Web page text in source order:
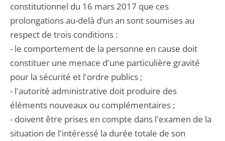
constitutionnel du 16 mars 2017 que ces
prolongations au-delà d’un an sont soumises au
respect de trois conditions :
- le comportement de la personne en cause doit
constituer une menace d'une particulière gravité
pour la sécurité et l'ordre publics ;
- l'autorité administrative doit produire des
éléments nouveaux ou complémentaires ;
- doivent être prises en compte dans l'examen de la
situation de l'intéressé la durée totale de son